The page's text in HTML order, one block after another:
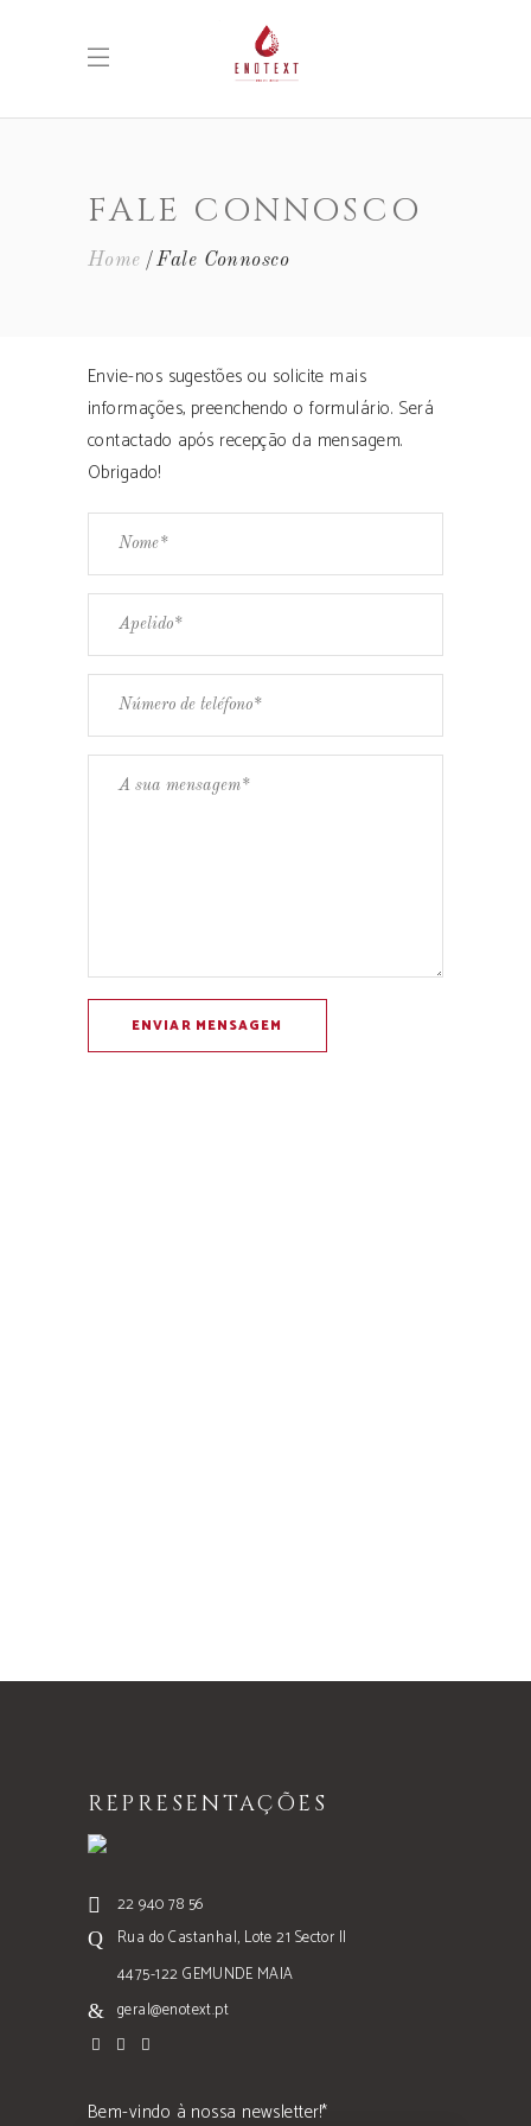
FALE CONNOSCO
Home Fale Connosco
Envie-nos sugestões ou solicite mais
informações, preenchendo o formulário. Será
contactado após recepção da mensagem.
Obrigado!
REPRESENTAÇÕES
22 940 78 56
Rua do Castanhal, Lote 21 Sector II
4475-122 GEMUNDE MAIA
geral@enotext.pt
Bem-vindo à nossa newsletter!*